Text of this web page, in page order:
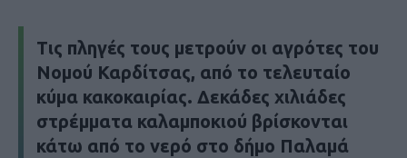
Τις πληγές τους μετρούν οι αγρότες του
Νομού Καρδίτσας, από το τελευταίο
κύμα κακοκαιρίας. Δεκάδες χιλιάδες
στρέμματα καλαμποκιού βρίσκονται
κάτω από το νερό στο δήμο Παλαμά